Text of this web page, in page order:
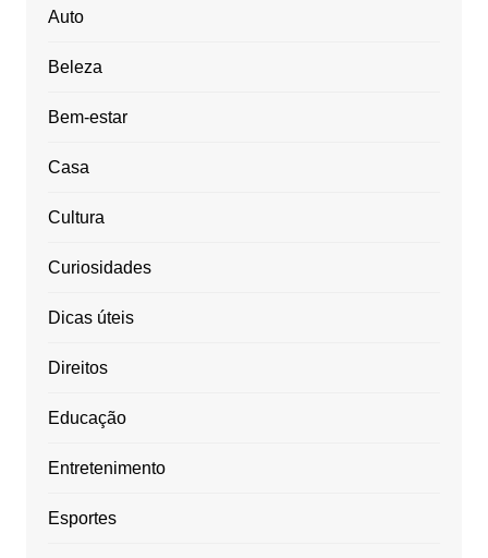
Auto
Beleza
Bem-estar
Casa
Cultura
Curiosidades
Dicas úteis
Direitos
Educação
Entretenimento
Esportes